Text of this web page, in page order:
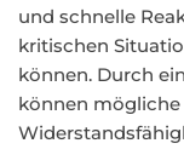
und schnelle
kritischen
können. Durch
können